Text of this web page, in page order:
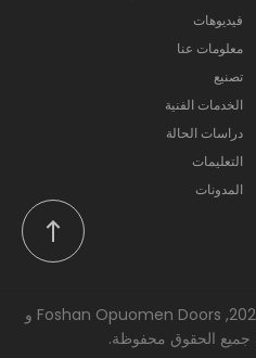
فيديوهات
معلومات عنا
تصنيع
الخدمات الفنية
دراسات الحالة
التعليمات
المدونات
حقوق الطبع والنشر © 2025 – 2026, Foshan Opuomen Doors و